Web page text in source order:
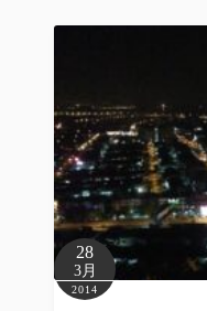
28
3月
2014